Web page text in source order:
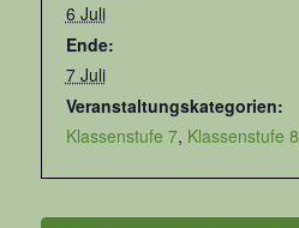
6 Juli
Ende:
7 Juli
Veranstaltungskategorien:
Klassenstufe 7, Klassenstufe 8